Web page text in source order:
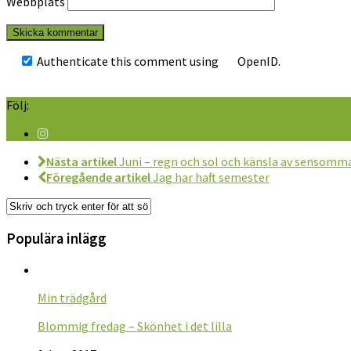
Authenticate this comment using OpenID.
Följ:
Nästa artikelJuni – regn och sol och känsla av
Föregående artikelJag har haft semester
Populära inlägg
Min trädgård
Blommig fredag – Skönhet i det lilla